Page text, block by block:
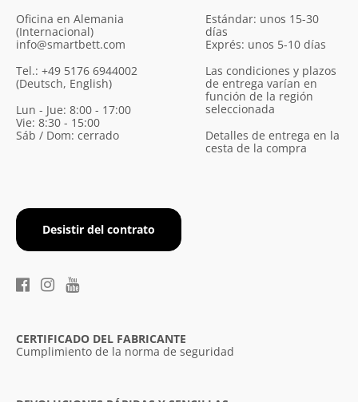
Oficina en Alemania
(Internacional)
info@smartbett.com
Tel.: +49 5176 6944002
(Deutsch, English)
Lun - Jue: 8:00 - 17:00
Vie: 8:30 - 15:00
Sáb / Dom: cerrado
Desistir del contrato
Estándar: unos 15-30
días
Exprés: unos 5-10 días
Las condiciones y plazos
de entrega varían en
función de la región
seleccionada
Detalles de entrega en la
cesta de la compra
CERTIFICADO DEL FABRICANTE
Cumplimiento de la norma de seguridad